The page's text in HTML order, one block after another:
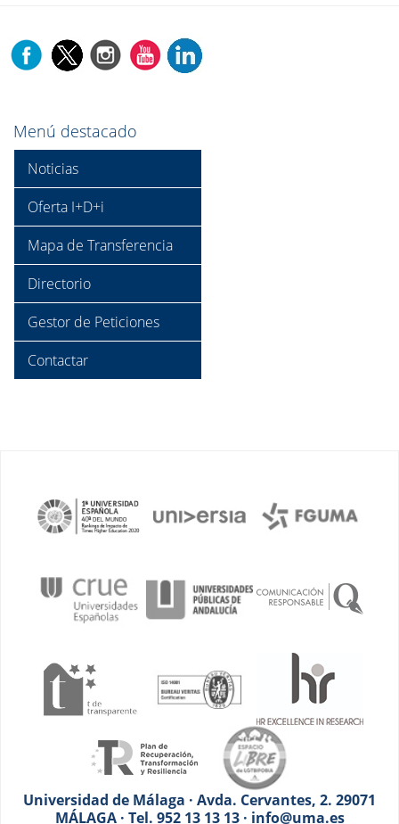
Menú destacado
Noticias
Oferta I+D+i
Mapa de Transferencia
Directorio
Gestor de Peticiones
Contactar
Universidad de Málaga · Avda. Cervantes, 2. 29071
MÁLAGA · Tel. 952 13 13 13 · info@uma.es